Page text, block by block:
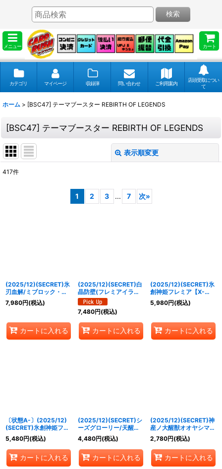
メニュー カート
検索
カテゴリ マイページ 収録弾 問い合わせ ご利用案内
店頭受取につい
て
ホーム > [BSC47] テーマブースター REBIRTH OF LEGENDS
[BSC47] テーマブースター REBIRTH OF LEGENDS
表示順変更
417件
1 2 3 ... 7 次»
(2025/12)(SECRET)氷
刃血解/ミブロック・バ
ラガン・オリジン【転醒
X-SEC】{BSC47-
RVTX04b}《白》
7,980円(税込)
カートに入れる
(2025/12)(SECRET)白
晶防壁(フレミアイラス
ト/BSC47収録)【C-
SEC】{BS52-RV008}
《白》
7,480円(税込)
カートに入れる
(2025/12)(SECRET)氷
創神姫フレミア【X-
SEC】{BSC47-X02}
《白》
5,980円(税込)
カートに入れる
〔状態A-〕(2025/12)
(SECRET)氷創神姫フレ
ミア【X-SEC】
{BSC47-X02}《白》
5,480円(税込)
カートに入れる
(2025/12)(SECRET)シ
ーズグローリー/天醒槍
ロンゴ・ミニアス【転醒
X-SEC】{BSC47-
RVTX05a/BSC47-
RVTX05b}《多》
4,480円(税込)
カートに入れる
(2025/12)(SECRET)神
産ノ大醒獣オオヤシマ/
黄泉ノ醒獣帝ヨモツオオ
カミ(BSC47収録)【転醒
X-SEC】{BS55-
TX02a/BS55-TX02b}
《紫》
2,780円(税込)
カートに入れる